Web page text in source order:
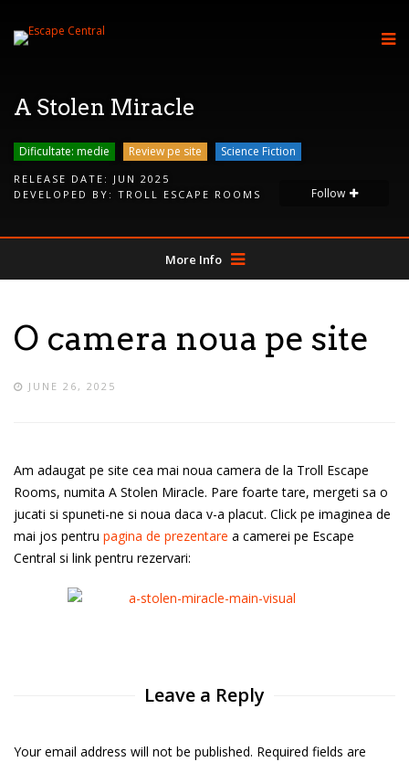
A Stolen Miracle
Dificultate: medie Review pe site Science Fiction
RELEASE DATE: JUN 2025
DEVELOPED BY: TROLL ESCAPE ROOMS Follow
More Info
O camera noua pe site
JUNE 26, 2025
Am adaugat pe site cea mai noua camera de la Troll Escape
Rooms, numita A Stolen Miracle. Pare foarte tare, mergeti sa o
jucati si spuneti-ne si noua daca v-a placut. Click pe imaginea de
mai jos pentru pagina de prezentare a camerei pe Escape
Central si link pentru rezervari:
Leave a Reply
Your email address will not be published. Required fields are